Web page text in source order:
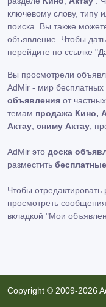
ключевому слову, типу
поиска. Вы также
объявление. Чтобы
перейдите по ссылке
Вы просмотрели
AdMir - мир
объявления от
темам продажа Кино,
Актау сниму Актау ,
AdMir это доска
разместить
Чтобы
просмотреть
вкладкой "Мои
Copyright © 2009-2026